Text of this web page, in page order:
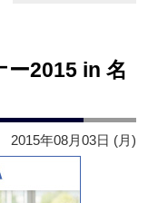
ー2015 in 名
2015年08月03日 (月)